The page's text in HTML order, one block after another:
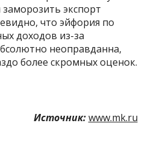
экспорт
что эйфория по
доходов из-за
неоправданна,
более скромных оценок.
Источник: www.mk.ru